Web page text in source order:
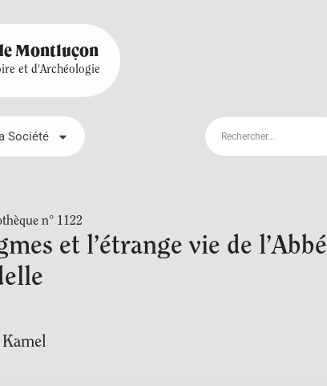
Montluçon
et d'Archéologie
Société
n° 1122
et l’étrange vie de l’Abbé